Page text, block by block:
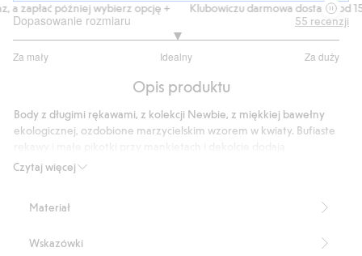
zapłać później wybierz opcję +
Klubowiczu darmowa dostawa od 150
Dopasowanie rozmiaru
Za mały Idealny Za duży
na
46
głosów
55 recenzji
Opis produktu
Czytaj więcej
Body z długimi rękawami, z kolekcji Newbie, z miękkiej bawełny
ekologicznej, ozdobione marzycielskim wzorem w kwiaty. Bufiaste
ponadczasowego charakteru. Zatrzaski na plecach i w kroku
Produkt zawiera 95% bawełny ekologicznej.
Organic cotton- GOTS
Materiał
Wskazówki